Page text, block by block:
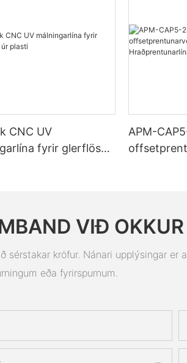
CNC UV
fyrir glerflösku
APM-
VIÐ OKKUR
kröfur. Nánari upplýsingar
eða fyrirspurnum.